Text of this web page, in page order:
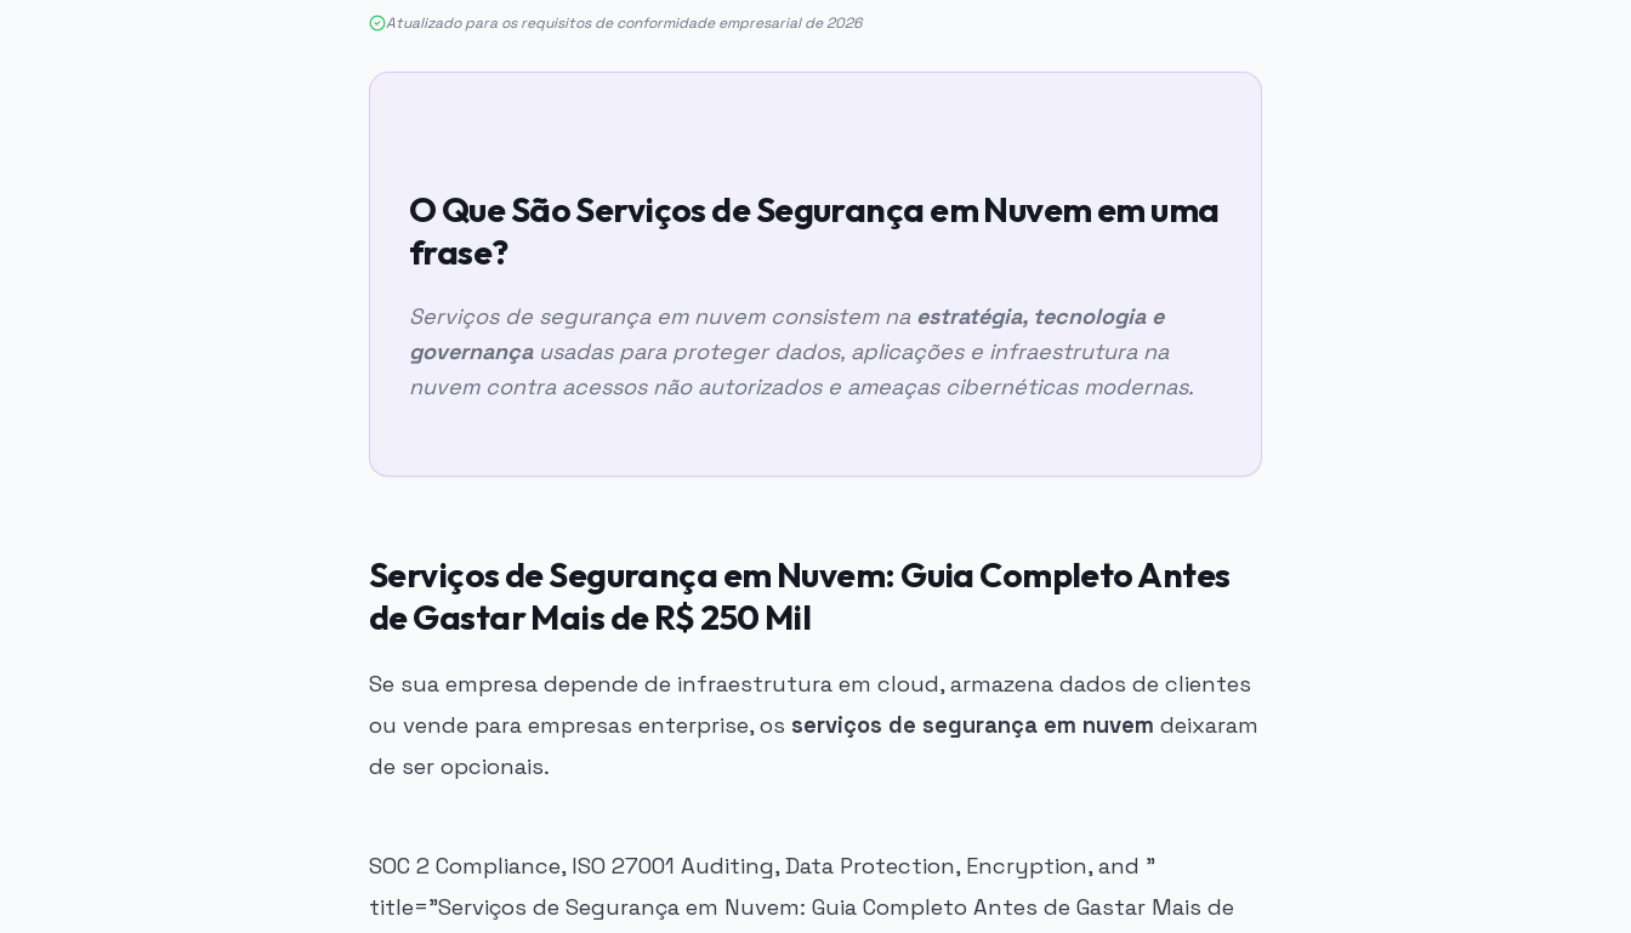
Atualizado para os requisitos de conformidade empresarial de 2026
O Que São Serviços de Segurança em Nuvem em uma
frase?
Serviços de segurança em nuvem consistem na estratégia, tecnologia e
governançausadas para proteger dados, aplicações e infraestrutura na
nuvem contra acessos não autorizados e ameaças cibernéticas modernas.
Serviços de Segurança em Nuvem: Guia Completo Antes
de Gastar Mais de R$ 250 Mil
Se sua empresa depende de infraestrutura em cloud, armazena dados de clientes
ou vende para empresas enterprise, os serviços de segurança em nuvem deixaram
de ser opcionais.
SOC 2 Compliance, ISO 27001 Auditing, Data Protection, Encryption, and "
title="Serviços de Segurança em Nuvem: Guia Completo Antes de Gastar Mais de